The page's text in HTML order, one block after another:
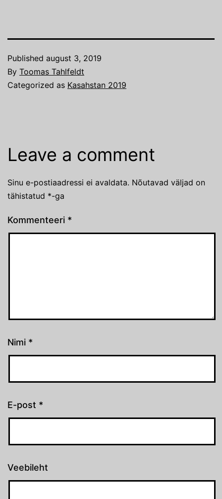
Published august 3, 2019
By Toomas Tahlfeldt
Categorized as Kasahstan 2019
Leave a comment
Sinu e-postiaadressi ei avaldata. Nõutavad väljad on
tähistatud *-ga
Kommenteeri *
Nimi *
E-post *
Veebileht